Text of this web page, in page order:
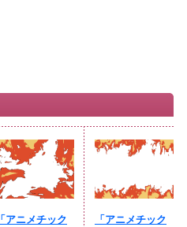
「アニメチック
「アニメチック